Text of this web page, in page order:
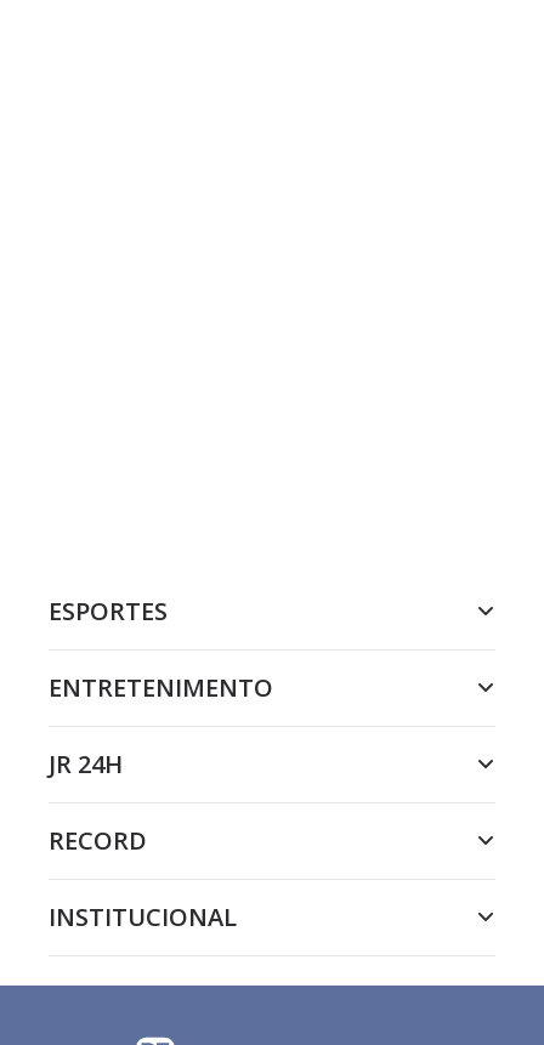
ESPORTES
ENTRETENIMENTO
JR 24H
RECORD
INSTITUCIONAL